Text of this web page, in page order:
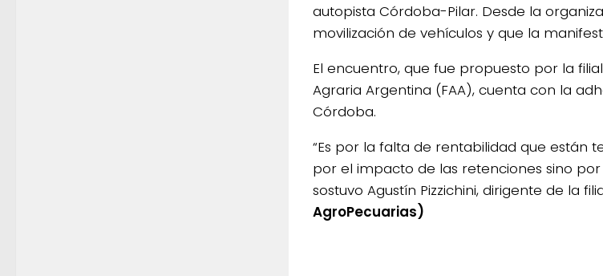
autopista Córdoba-Pilar. Desde la
movilización de vehículos y que la
El encuentro, que fue propuesto por la
Agraria Argentina (FAA), cuenta con la
Córdoba.
“Es por la falta de rentabilidad que están
por el impacto de las retenciones sino
sostuvo Agustín Pizzichini, dirigente de la
AgroPecuarias)